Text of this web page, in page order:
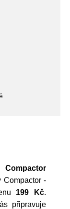
Compactor-
199 Kč.
připravuje